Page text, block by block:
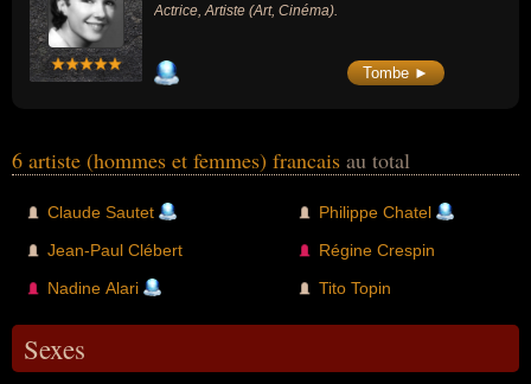
Actrice, Artiste (Art, Cinéma).
Tombe ►
6 artiste (hommes et femmes) francais au total
Claude Sautet
Jean-Paul Clébert
Nadine Alari
Philippe Chatel
Régine Crespin
Tito Topin
Sexes